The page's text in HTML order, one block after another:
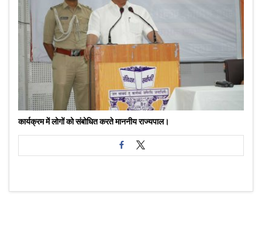
कार्यक्रम में लोगों को संबोधित करते माननीय राज्यपाल।